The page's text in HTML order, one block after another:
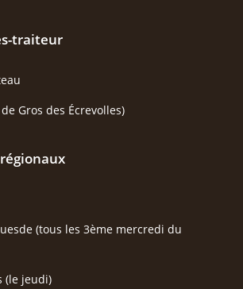
traiteur
Gros des Écrevolles)
(tous les 3ème mercredi du
(le jeudi)